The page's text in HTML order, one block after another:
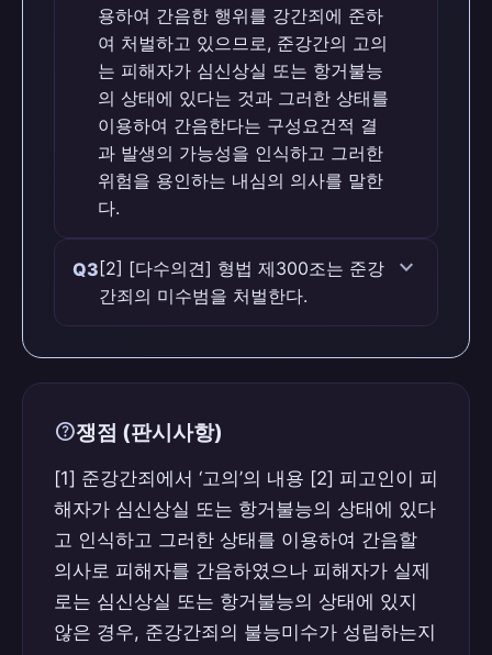
판례 근거
[1] 형법 제297조는 “폭행 또는 협박으로 사
람을 강간한 자는 3년 이상의 유기징역에
처한다.”라고 규정하고, 제299조는 “사람의
심신상실 또는 항거불능의 상태를 이용하여
간음 또는 추행을 한 자는 제297조, 제297
조의2 및 제298조의 예에 의한다.”라고 규
정하고 있다.
용하여 간음한 행위를 강간죄에 준하
여 처벌하고 있으므로, 준강간의 고의
는 피해자가 심신상실 또는 항거불능
의 상태에 있다는 것과 그러한 상태를
이용하여 간음한다는 구성요건적 결
과 발생의 가능성을 인식하고 그러한
위험을 용인하는 내심의 의사를 말한
다.
맞습니다 (O)
으므로, 준강간의 고의는 피해자가 심신상
러한 상태를 이용하여 간음한다는 구성요건
적 결과 발생의 가능성을 인식하고 그러한
위험을 용인하는 내심의 의사를 말한다.
Q3 [2] [다수의견] 형법 제300조는 준강
간죄의 미수범을 처벌한다.
expand_more
[2] [다수의견] 형법 제300조는 준강간죄
help쟁점 (판시사항)
[1] 준강간죄에서 ‘고의’의 내용 [2] 피고인이 피
해자가 심신상실 또는 항거불능의 상태에 있다
고 인식하고 그러한 상태를 이용하여 간음할
의사로 피해자를 간음하였으나 피해자가 실제
로는 심신상실 또는 항거불능의 상태에 있지
않은 경우, 준강간죄의 불능미수가 성립하는지